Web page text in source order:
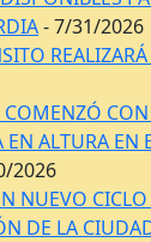
- 7/31/2026
CON
ALTURA EN
2026
NUEVO CICLO
DE LA